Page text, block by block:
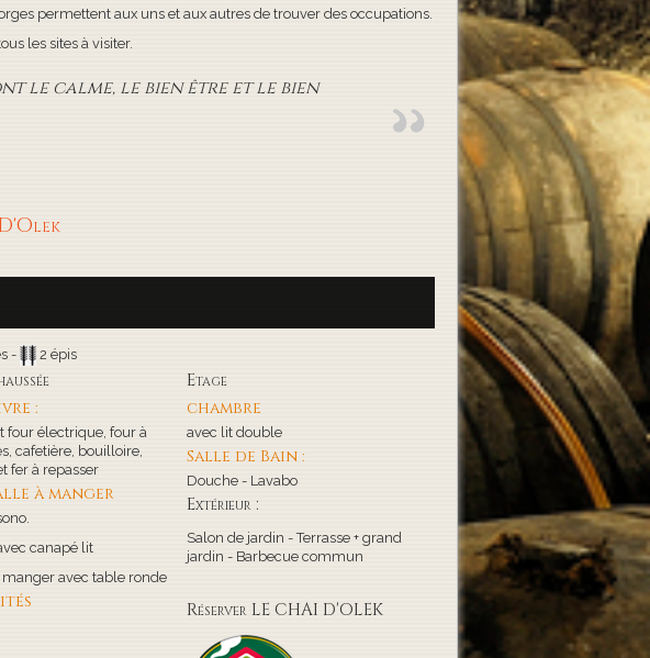
permettent aux uns et aux autres de trouver des occupations.
les sites à visiter.
le calme, le bien être et le bien
- 2 épis
:
four électrique, four à
cafetière, bouilloire,
fer à repasser
à manger
canapé lit
manger avec table ronde
Etage
chambre
avec lit double
Salle de Bain :
Douche - Lavabo
Extérieur :
Salon de jardin - Terrasse + grand
jardin - Barbecue commun
Réserver LE CHAI D'OLEK